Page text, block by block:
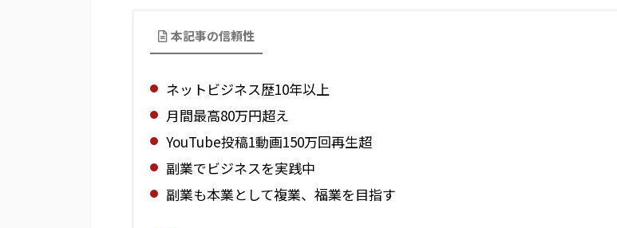
本記事の信頼性
ネットビジネス歴10年以上
月間最高80万円超え
YouTube投稿1動画150万回再生超
副業でビジネスを実践中
副業も本業として複業、福業を目指す